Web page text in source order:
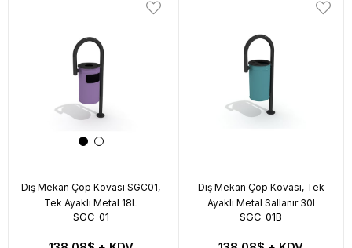
Dış Mekan Çöp Kovası SGC01,
Tek Ayaklı Metal 18L
SGC-01
Dış Mekan Çöp Kovası, Tek
Ayaklı Metal Sallanır 30l
SGC-01B